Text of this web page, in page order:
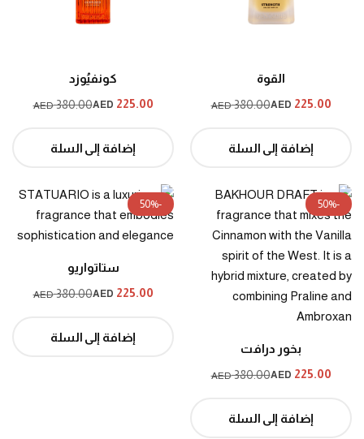
القوة
AED380.00AED 225.00
إضافة إلى السلة
كونفيُوزد
AED380.00AED 225.00
إضافة إلى السلة
-50%
بخور درافت
AED380.00AED 225.00
إضافة إلى السلة
-50%
ستاتواريو
AED380.00AED 225.00
إضافة إلى السلة